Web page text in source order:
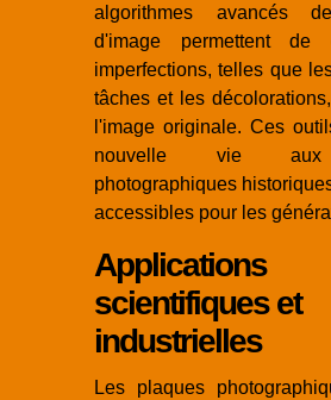
algorithmes avancés
d'image permettent de
imperfections, telles que
tâches et les
l'image originale. Ces
nouvelle vie aux
photographiques
accessibles pour les
Applications
scientifiques et
industrielles
Les plaques